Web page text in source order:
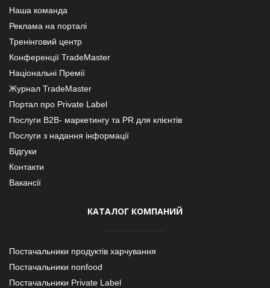
Наша команда
Реклама на порталі
Тренінговий центр
Конференції TradeMaster
Національні Премії
Журнал TradeMaster
Портал про Private Label
Послуги В2В- маркетингу та PR для клієнтів
Послуги з надання інформації
Відгуки
Контакти
Вакансії
КАТАЛОГ КОМПАНИЙ
Постачальники продуктів харчування
Постачальники nonfood
Постачальники Private Label